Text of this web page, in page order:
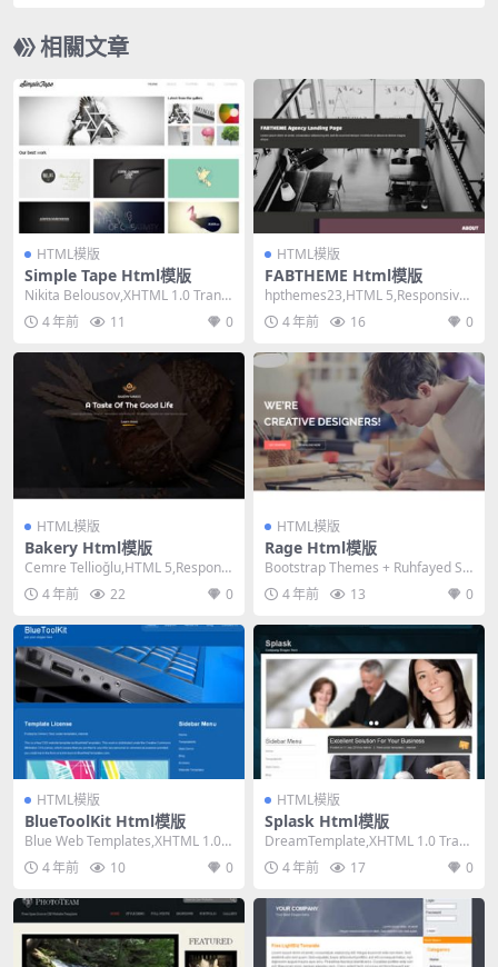
相關文章
HTML模版
Simple Tape Html模版
Nikita Belousov,XHTML 1.0 Transi
tional,F...
4 年前 11 0
HTML模版
FABTHEME Html模版
hpthemes23,HTML 5,Responsive,
Mixed Colu...
4 年前 16 0
HTML模版
Bakery Html模版
Cemre Tellioğlu,HTML 5,Responsi
ve, 4 Col...
4 年前 22 0
HTML模版
Rage Html模版
Bootstrap Themes + Ruhfayed Sa
kib,HTML 5...
4 年前 13 0
HTML模版
BlueToolKit Html模版
Blue Web Templates,XHTML 1.0 T
ransitiona...
4 年前 10 0
HTML模版
Splask Html模版
DreamTemplate,XHTML 1.0 Trans
itional,Fix...
4 年前 17 0